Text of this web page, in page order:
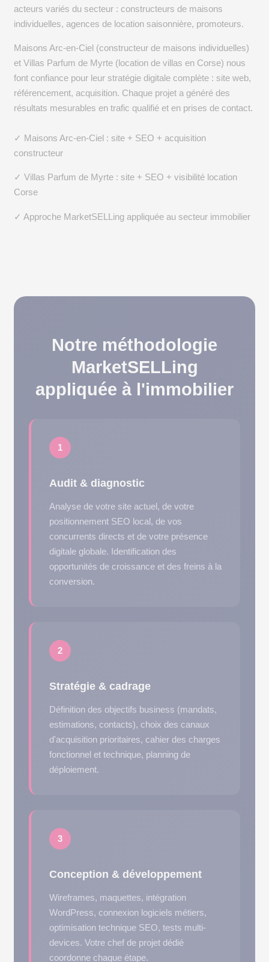
acteurs variés du secteur : constructeurs de maisons
individuelles, agences de location saisonnière, promoteurs.
Maisons Arc-en-Ciel (constructeur de maisons individuelles)
et Villas Parfum de Myrte (location de villas en Corse) nous
font confiance pour leur stratégie digitale complète : site web,
référencement, acquisition. Chaque projet a généré des
résultats mesurables en trafic qualifié et en prises de contact.
✓ Maisons Arc-en-Ciel : site + SEO + acquisition
constructeur
✓ Villas Parfum de Myrte : site + SEO + visibilité location
Corse
✓ Approche MarketSELLing appliquée au secteur immobilier
Notre méthodologie
MarketSELLing
appliquée à l'immobilier
1
Audit & diagnostic
Analyse de votre site actuel, de votre
positionnement SEO local, de vos
concurrents directs et de votre présence
digitale globale. Identification des
opportunités de croissance et des freins à la
conversion.
2
Stratégie & cadrage
Définition des objectifs business (mandats,
estimations, contacts), choix des canaux
d'acquisition prioritaires, cahier des charges
fonctionnel et technique, planning de
déploiement.
3
Conception & développement
Wireframes, maquettes, intégration
WordPress, connexion logiciels métiers,
optimisation technique SEO, tests multi-
devices. Votre chef de projet dédié
coordonne chaque étape.